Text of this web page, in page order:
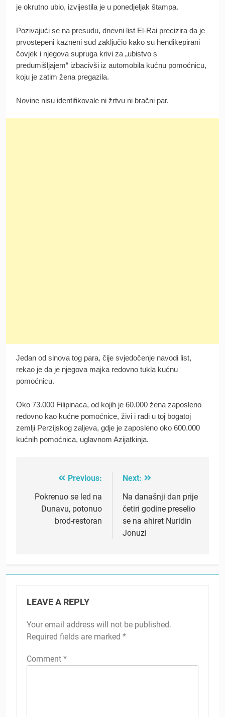
je okrutno ubio, izvijestila je u ponedjeljak štampa.
Pozivajući se na presudu, dnevni list El-Rai precizira da je
prvostepeni kazneni sud zaključio kako su hendikepirani
čovjek i njegova supruga krivi za „ubistvo s
predumišljajem“ izbacivši iz automobila kućnu pomoćnicu,
koju je zatim žena pregazila.
Novine nisu identifikovale ni žrtvu ni bračni par.
Jedan od sinova tog para, čije svjedočenje navodi list,
rekao je da je njegova majka redovno tukla kućnu
pomoćnicu.
Oko 73.000 Filipinaca, od kojih je 60.000 žena zaposleno
redovno kao kućne pomoćnice, živi i radi u toj bogatoj
zemlji Perzijskog zaljeva, gdje je zaposleno oko 600.000
kućnih pomoćnica, uglavnom Azijatkinja.
navigation
Previous:
Pokrenuo se led na
Dunavu, potonuo
brod-restoran
Next:
Na današnji dan prije
četiri godine preselio
se na ahiret Nuridin
Jonuzi
LEAVE A REPLY
Your email address will not be published.
Required fields are marked *
Comment *